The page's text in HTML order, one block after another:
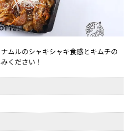
ムルのシャキシャキ食感とキムチの
ください！